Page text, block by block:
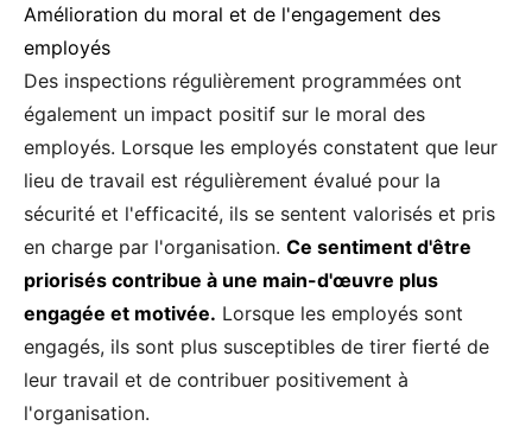
Amélioration du moral et de l'engagement des
employés
Des inspections régulièrement programmées ont
également un impact positif sur le moral des
employés. Lorsque les employés constatent que leur
lieu de travail est régulièrement évalué pour la
sécurité et l'efficacité, ils se sentent valorisés et pris
en charge par l'organisation. Ce sentiment d'être
priorisés contribue à une main-d'œuvre plus
engagée et motivée. Lorsque les employés sont
engagés, ils sont plus susceptibles de tirer fierté de
leur travail et de contribuer positivement à
l'organisation.